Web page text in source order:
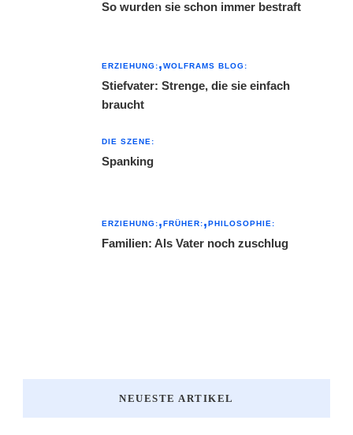
So wurden sie schon immer bestraft
ERZIEHUNG: WOLFRAMS BLOG:
Stiefvater: Strenge, die sie einfach
braucht
DIE SZENE:
Spanking
ERZIEHUNG: FRÜHER: PHILOSOPHIE:
Familien: Als Vater noch zuschlug
NEUESTE ARTIKEL